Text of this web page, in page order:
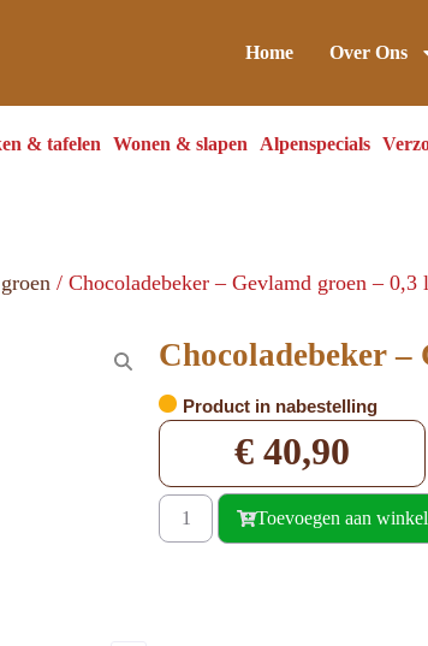
Home Over Ons
& tafelen Wonen & slapen Alpenspecials
/ Chocoladebeker – Gevlamd groen – 0,3
Chocoladebeker
Product in nabestelling
€ 40,90
Toevoegen aan